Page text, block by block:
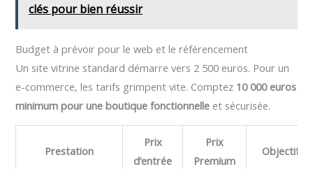
clés pour bien réussir
Budget à prévoir pour le web et le référencement
Un site vitrine standard démarre vers 2 500 euros. Pour un
e-commerce, les tarifs grimpent vite. Comptez 10 000 euros
minimum pour une boutique fonctionnelle et sécurisée.
Prestation
Prix
d’entrée
Prix
Premium
Objectif